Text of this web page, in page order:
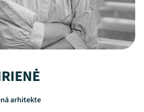
arhitekte